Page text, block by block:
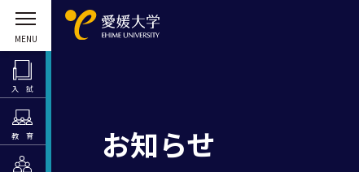
入 試
教 育 お知らせ